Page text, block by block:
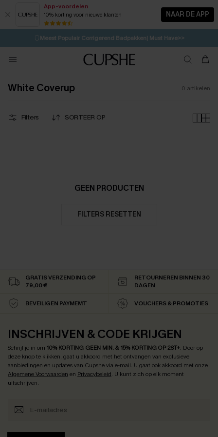
App-voordelen
10% korting voor nieuwe klanten NAAR DE APP
⚡️LAATSTE KANS | Tot 50% korting>>
🩱Meest Populair Corrigerend Badpakken| Must Have>>
💌Abonneer je & ontvang tot 15% korting>>
Koop 3, krijg 15% korting | CODE: SW15
White Coverup 0 artikelen
Filters SORTEER OP
GEEN PRODUCTEN
FILTERS RESETTEN
GRATIS VERZENDING OP
79,00 €
RETOURNEREN BINNEN 30
DAGEN
BEVEILIGEN PAYMEMT VOUCHERS & PROMOTIES
INSCHRIJVEN & CODE KRIJGEN
Schrijf je in om 10% KORTING GEEN MIN. & 15% KORTING OP 2ST+. Door op
deze knop te klikken, gaat u akkoord met het ontvangen van exclusieve
aanbiedingen en updates van Cupshe via e-mail. U gaat ook akkoord met onze
Algemene Voorwaarden en Privacybeleid. U kunt zich op elk moment
uitschrijven.